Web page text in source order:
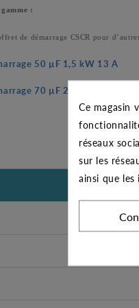
:
de démarrage CSCR pour
50 µF 1,5 kW 13 A
70 µF 2,2 kW 18 A
Ce magasin
réseaux
sur les
ainsi que les